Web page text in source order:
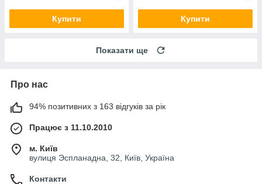
Купити Купити
Показати ще
Про нас
94% позитивних з 163 відгуків за рік
Працює з 11.10.2010
м. Київ
вулиця Эспланадна, 32, Київ, Україна
Контакти